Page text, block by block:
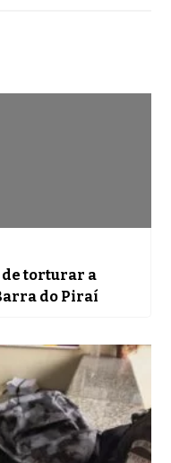
de torturar a
do Piraí